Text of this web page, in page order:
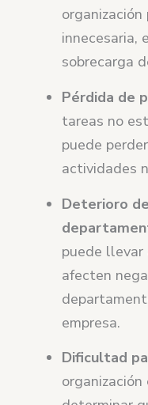
innecesaria,
sobrecarga
Pérdida de
tareas no
puede
actividades
Deterioro
puede llevar
afecten
empresa.
Dificultad